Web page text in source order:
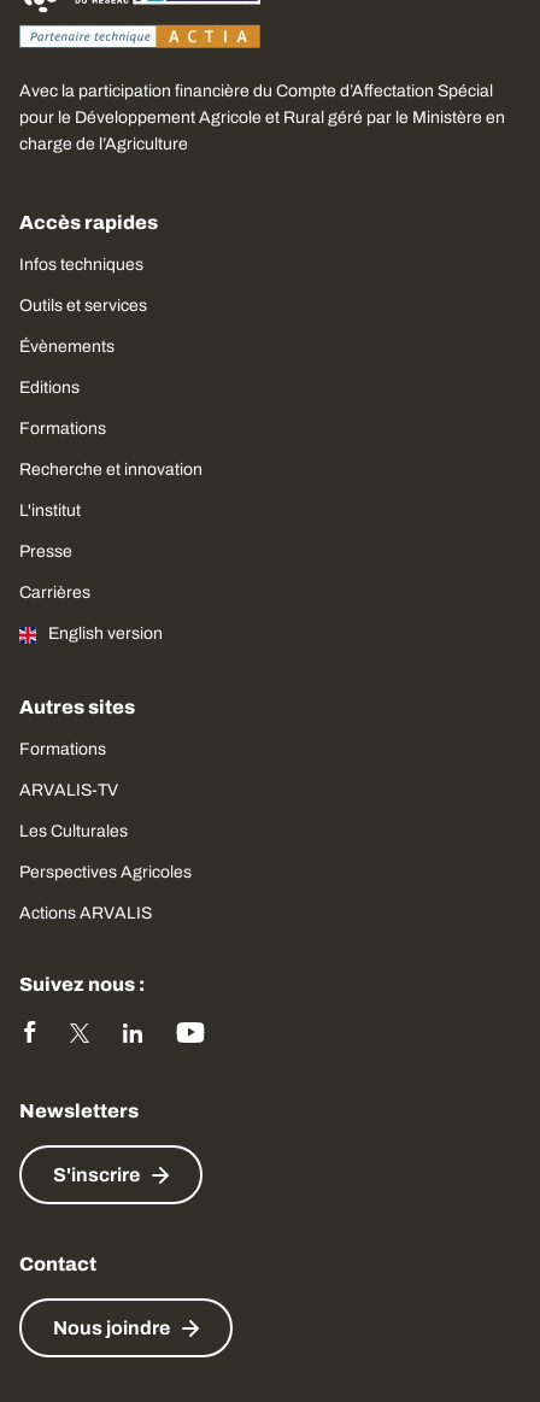
Avec la participation financière du Compte d’Affectation Spécial
pour le Développement Agricole et Rural géré par le Ministère en
charge de l’Agriculture
Accès rapides
Infos techniques
Outils et services
Évènements
Editions
Formations
Recherche et innovation
L'institut
Presse
Carrières
English version
Autres sites
Formations
ARVALIS-TV
Les Culturales
Perspectives Agricoles
Actions ARVALIS
Suivez nous :
Newsletters
S'inscrire
Contact
Nous joindre